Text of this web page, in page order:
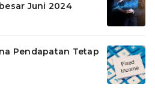
Juni 2024
Pendapatan Tetap